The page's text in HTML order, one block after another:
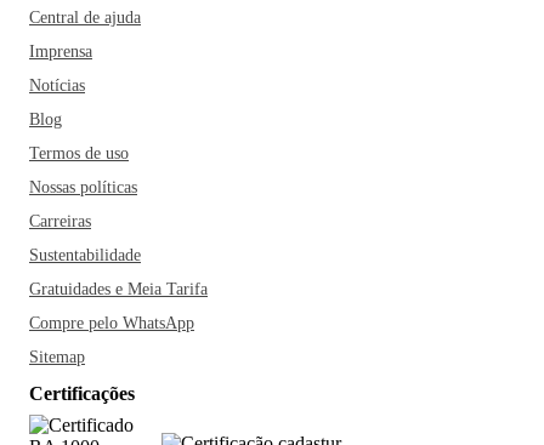
Central de ajuda
Imprensa
Notícias
Blog
Termos de uso
Nossas políticas
Carreiras
Sustentabilidade
Gratuidades e Meia Tarifa
Compre pelo WhatsApp
Sitemap
Certificações